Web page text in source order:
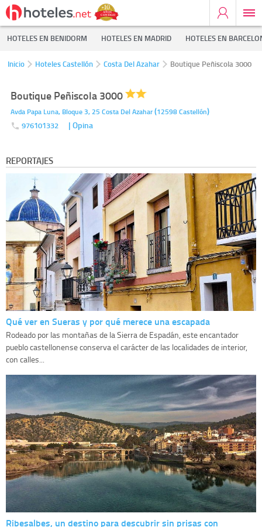
HOTELES EN BENIDORM HOTELES EN MADRID HOTELES EN
Inicio Hoteles Castellón Costa Del Azahar Boutique Peñiscola 3000
Boutique Peñiscola 3000
Avda Papa Luna, Bloque 3, 25 Costa Del Azahar(12598Castellón)
976101332 | Opina
REPORTAJES
Qué ver en Sueras y por qué merece una escapada
Rodeado por las montañas de la Sierra de Espadán, este encantador
pueblo castellonense conserva el carácter de las localidades de interior,
con calles...
Ribesalbes, un destino para descubrir sin prisas con